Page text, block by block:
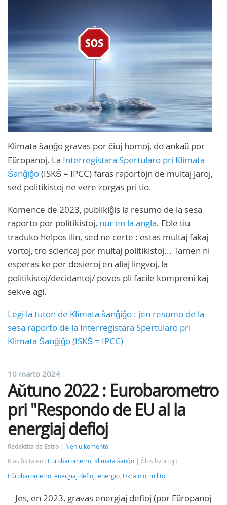
Klimata ŝanĝo gravas por ĉiuj homoj, do ankaŭ por
Eŭropanoj. La Interregistara Spertularo pri Klimata
Ŝanĝiĝo(ISKŜ = IPCC) faras raportojn de multaj jaroj,
sed politikistoj ne vere zorgas pri tio.
Komence de 2023, publikiĝis la resumo de la sesa
raporto por politikistoj, nur en la angla. Eble tiu
traduko helpos ilin, sed ne certe : estas multaj fakaj
vortoj, tro sciencaj por multaj politikistoj... Tamen ni
esperas ke per dosieroj en aliaj lingvoj, la
politikistoj/decidantoj/ povos pli facile kompreni kaj
sekve agi.
Legi la tuton de Klimata ŝanĝiĝo : jen resumo de la
sesa raporto de la Interregistara Spertularo pri
Klimata Ŝanĝiĝo (ISKŜ = IPCC)
10 marto 2024
Aŭtuno 2022 : Eurobarometro
pri "Respondo de EU al la
energiaj defioj
Redaktita de Estro
Neniu komento
Klasifikita en : Eurobarometro, Klimata ŝanĝo
Ŝlosil-vortoj :
Eŭrobarometro, energiaj defioj, energio, Ukrainio, milito,
Jes, en 2023, gravas energiaj defioj (por Eŭropanoj